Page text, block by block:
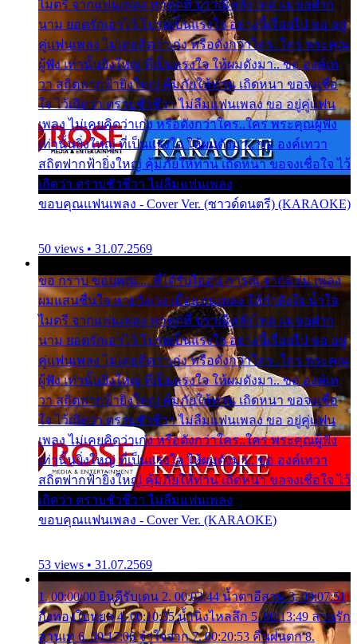
ไมตรี จากแฟนเพลง ทุกทุกที่ ปราณีหลั่งไหล ผมขอฝาก
นาม ยอดรักเอาไว้ โปรดเป็นแรงใจ อย่างนี้เรื่อยไป ขอ อยู่
คู่แฟนเพลง ไม่เคยคิดว่าเก่ง หรือดังกว่าใคร..ใคร พระคุณ
ผู้ฟัง เท่านั้นยิ่งใหญ่ ที่เป็นแรงใจ ให้ผมดังมา.. ขอ องค์เท
วา สถิตฟากฟ้ายิ่งใหญ่ คุ้มภัยให้ท่าน เถิดหนา ขอจงเชื่อ
ใจ ไว้เถิดว่า ตราบชั่วชีวา ไม่ลืมแฟนเพลง ขอ อยู่คู่แฟน
เพลง ไม่เคยคิดว่าเก่ง หรือดังกว่าใคร..ใคร พระคุณผู้ฟัง
เท่านั้นยิ่งใหญ่ ที่เป็นแรงใจ ให้ผมดังมา.. ขอ องค์เทวา
สถิตฟากฟ้ายิ่งใหญ่ คุ้มภัยให้ท่าน เถิดหนา ขอจงเชื่อใจ ไว้
เถิดว่า ตราบชั่วชีวา ไม่ลืมแฟนเพลง
ขอบคุณแฟนเพลง - Cover Ver. (ซาวด์ดนตรี) (KARAOKE)
50 views • 31.07.2569
ขอ กราบ ขอบคุณ.... ที่ได้รับไออุ่น การุณ จากแฟน เพลง
ผมแสนชื่นใจ หายวังเวง เมื่อแฟนเพลง ให้กำลังใจ น้ำใจ
ไมตรี จากแฟนเพลง ทุกทุกที่ ปราณีหลั่งไหล ผมขอฝาก
นาม ยอดรักเอาไว้ โปรดเป็นแรงใจ อย่างนี้เรื่อยไป ขอ อยู่
คู่แฟนเพลง ไม่เคยคิดว่าเก่ง หรือดังกว่าใคร..ใคร พระคุณ
ผู้ฟัง เท่านั้นยิ่งใหญ่ ที่เป็นแรงใจ ให้ผมดังมา.. ขอ องค์เท
วา สถิตฟากฟ้ายิ่งใหญ่ คุ้มภัยให้ท่าน เถิดหนา ขอจงเชื่อ
ใจ ไว้เถิดว่า ตราบชั่วชีวา ไม่ลืมแฟนเพลง ขอ อยู่คู่แฟน
เพลง ไม่เคยคิดว่าเก่ง หรือดังกว่าใคร..ใคร พระคุณผู้ฟัง
เท่านั้นยิ่งใหญ่ ที่เป็นแรงใจ ให้ผมดังมา.. ขอ องค์เทวา
สถิตฟากฟ้ายิ่งใหญ่ คุ้มภัยให้ท่าน เถิดหนา ขอจงเชื่อใจ ไว้
เถิดว่า ตราบชั่วชีวา ไม่ลืมแฟนเพลง
ขอบคุณแฟนเพลง - Cover Ver. (KARAOKE)
53 views • 31.07.2569
1. 00:00:00 ยินดีรับเดน 2. 00:03:44 น้ำตาอีสาน 3. 00:07:51
กิ่งทองใบหยก 4. 00:10:35 น้ำนิ่งไหลลึก 5. 00:13:49 ลานรัก
ลานเท 6. 00:17:06 จำใจจาก 7. 00:20:53 คืนฝนตก 8.